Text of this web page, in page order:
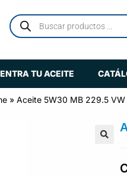
TU ACEITE
»Aceite 5W30 MB 229.5